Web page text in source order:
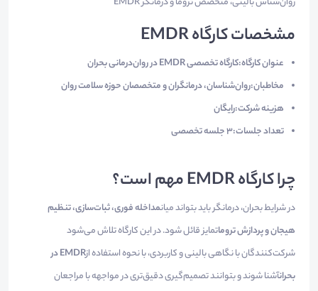
مشخصات کارگاه EMDR
عنوان کارگاه:کارگاه تخصصی EMDR در روان‌درمانی بحران
مخاطبان:روان‌شناسان، درمانگران و متخصصان حوزه سلامت روان
هزینه شرکت:رایگان
تعداد جلسات:۳ جلسه تخصصی
چرا کارگاه EMDR مهم است؟
در شرایط بحران، درمانگر باید بتواند میانمداخله فوری، ثبات‌سازی، تنظیم
هیجان و پردازش تروماتمایز قائل شود. در این کارگاه تلاش می‌شود
شرکت‌کنندگان با نگاهی بالینی و کاربردی، با نحوه استفاده از
EMDR در
بحرانآشنا شوند و بتوانند تصمیم‌گیری دقیق‌تری در مواجهه با مراجعان